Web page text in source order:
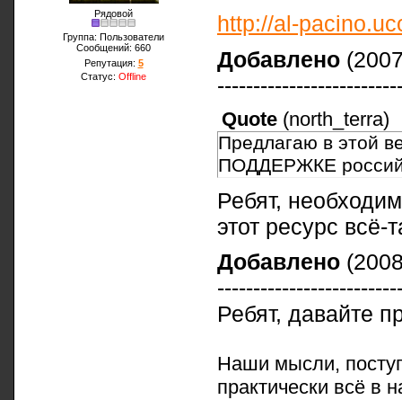
Рядовой
Группа: Пользователи
Сообщений: 660
Репутация: 5
Статус: Offline
http://al-
Добавлено
Quote (north_terra)
Предлагаю в этой
ПОДДЕРЖКЕ
Ребят,
этот ресурс всё-
Добавлено
Ребят, давайте
Наши мысли,
практически всё в